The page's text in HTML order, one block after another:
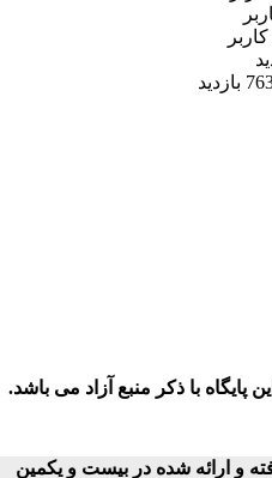
با ذکر منبع آزاد می باشد.
و ارائه شده در بیست و یکمین